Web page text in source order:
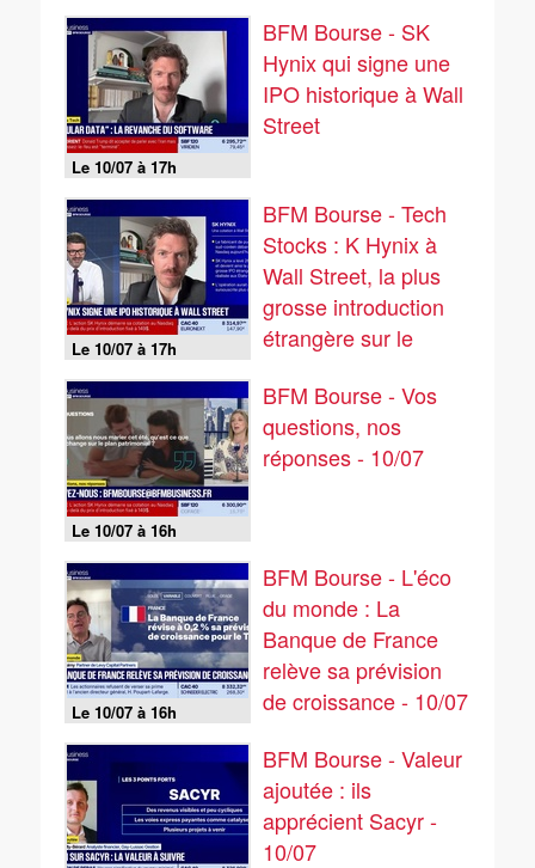
Le 10/07 à 17h
BFM Bourse - SK
Hynix qui signe une
IPO historique à Wall
Street
Le 10/07 à 17h
BFM Bourse - Tech
Stocks : K Hynix à
Wall Street, la plus
grosse introduction
étrangère sur le
Le 10/07 à 16h
BFM Bourse - Vos
questions, nos
réponses - 10/07
Le 10/07 à 16h
BFM Bourse - L'éco
du monde : La
Banque de France
relève sa prévision
de croissance - 10/07
BFM Bourse - Valeur
ajoutée : ils
apprécient Sacyr -
10/07